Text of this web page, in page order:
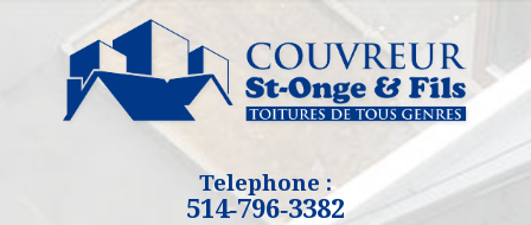
Telephone :
514‑796‑3382